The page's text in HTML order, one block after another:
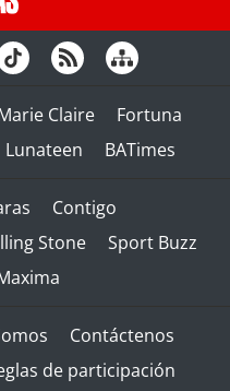
Claire
Fortuna
Lunateen BATimes
Contigo
Stone
Sport Buzz
Contáctenos
de participación